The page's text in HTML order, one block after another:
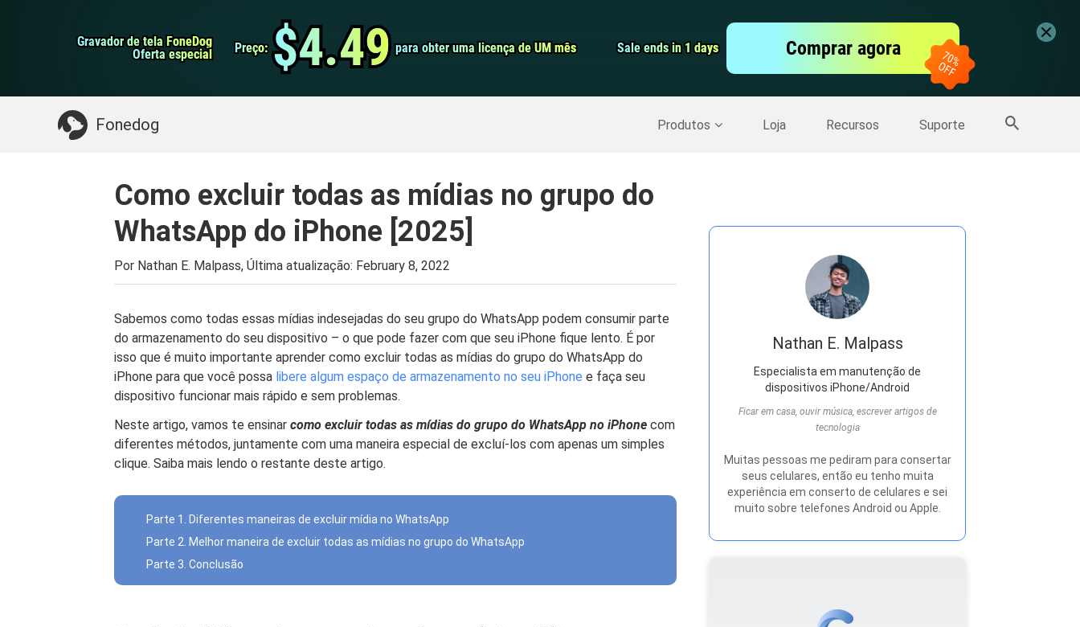
Gravador de tela FoneDog
Gravador de tela FoneDog
Oferta especial
Oferta especial Preço:
Preço: $4.49
$4.49 para obter uma licença de UM mês
para obter uma licença de UM mês Sale ends in 1 days
Sale ends in 1 days Comprar agora
Fonedog Produtos Loja Recursos Suporte
iPhone Cleaner Screen Recorder
Algo que você pode precisar: Backup do iPhone>> Mais Produtos
Como excluir todas as mídias no grupo do
WhatsApp do iPhone [2025]
Por Nathan E. Malpass, Última atualização: February 8, 2022
Sabemos como todas essas mídias indesejadas do seu grupo do WhatsApp podem consumir parte
do armazenamento do seu dispositivo – o que pode fazer com que seu iPhone fique lento. É por
isso que é muito importante aprender como excluir todas as mídias do grupo do WhatsApp do
iPhone para que você possa libere algum espaço de armazenamento no seu iPhone e faça seu
dispositivo funcionar mais rápido e sem problemas.
Neste artigo, vamos te ensinar como excluir todas as mídias do grupo do WhatsApp no ​​iPhone com
diferentes métodos, juntamente com uma maneira especial de excluí-los com apenas um simples
clique. Saiba mais lendo o restante deste artigo.
Parte 1. Diferentes maneiras de excluir mídia no WhatsApp
Parte 2. Melhor maneira de excluir todas as mídias no grupo do WhatsApp
Parte 3. Conclusão
Nathan E. Malpass
Especialista em manutenção de
dispositivos iPhone/Android
Ficar em casa, ouvir música, escrever artigos de
tecnologia
Muitas pessoas me pediram para consertar
seus celulares, então eu tenho muita
experiência em conserto de celulares e sei
muito sobre telefones Android ou Apple.